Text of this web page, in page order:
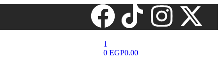
1
0 EGP0.00